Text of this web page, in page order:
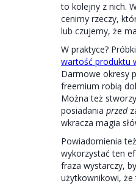
to kolejny z nich.
cenimy rzeczy,
lub czujemy, że
W praktyce?
wartość produktu
Darmowe okresy
freemium robią
Można też
posiadania przed
wkracza magia
Powiadomienia
wykorzystać ten
fraza wystarczy,
użytkownikowi,